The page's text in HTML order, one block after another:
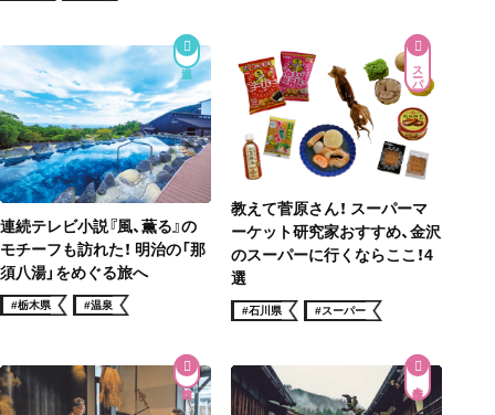
連続テレビ小説『風、薫る』の
モチーフも訪れた！ 明治の「那
須八湯」をめぐる旅へ
#栃木県 #温泉
スーパー
教えて菅原さん！ スーパーマ
ーケット研究家おすすめ、金沢
のスーパーに行くならここ！4
選
#石川県 #スーパー
街道歩き